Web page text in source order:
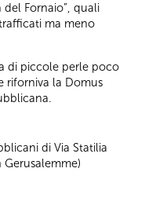
del Fornaio”, quali
ma meno
di piccole perle poco
riforniva la Domus
di Via Statilia
Gerusalemme)